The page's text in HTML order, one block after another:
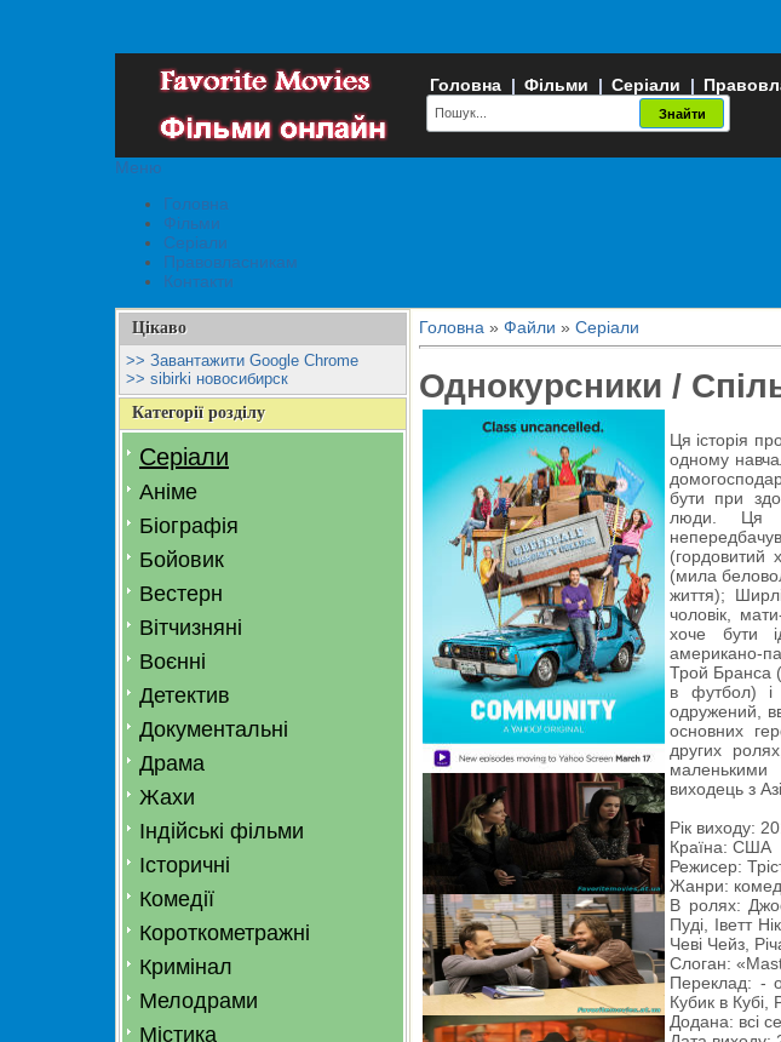
Головна | Фільми | Серіали |
Меню
Головна
Фільми
Серіали
Правовласникам
Контакти
Цікаво
>> Завантажити Google Chrome
>> sibirki новосибирск
Категорії розділу
Серіали
Аніме
Біографія
Бойовик
Вестерн
Вітчизняні
Воєнні
Детектив
Документальні
Драма
Жахи
Індійські фільми
Історичні
Комедії
Короткометражні
Кримінал
Мелодрами
Містика
Головна » Файли » Серіали
Однокурсники /
Ця історія
одному
бути при
люди. Ця
(гордовитий
(мила
життя);
чоловік,
хоче бути
американо-
Трой Бранса
в футбол) і
одружений,
основних
других
виходець з
Рік виходу:
Країна: США
Режисер:
Жанри:
В ролях:
Пуді, Іветт
Чеві Чейз,
Слоган:
Переклад: -
Кубик в
Додана: всі